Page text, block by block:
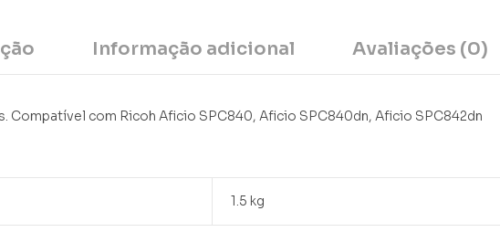
Informação adicional Avaliações (0)
Compatível com Ricoh Aficio SPC840, Aficio SPC840dn, Aficio SPC842dn
1.5 kg